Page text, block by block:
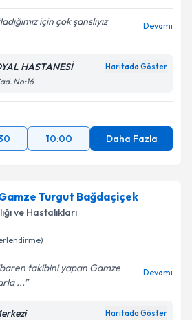
işlenmesine ilişkin
ve kişisel verilerimin belirtilen
kabul ediyorum.
için çok şanslıyız
Devamı
HASTANESİ Haritada Göster
No:16
10:00 Daha Fazla
Turgut Bağdaçiçek
ve Hastalıkları
takibini yapan Gamze
...
Devamı
Haritada Göster